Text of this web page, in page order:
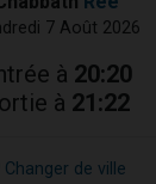
7 Août 2026
à 20:20
à 21:22
Changer de ville